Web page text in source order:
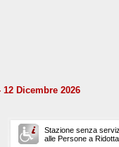
12 Dicembre 2026
Stazione senza
alle Persone a